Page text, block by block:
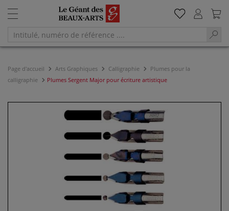
Page d'accueil Arts Graphiques Calligraphie
Plumes pour la
calligraphie
Plumes Sergent Major pour écriture artistique